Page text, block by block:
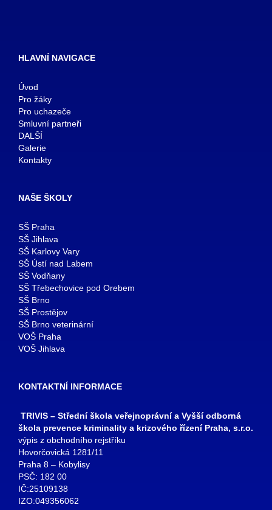
HLAVNÍ NAVIGACE
Úvod
Pro žáky
Pro uchazeče
Smluvní partneři
DALŠÍ
Galerie
Kontakty
NAŠE ŠKOLY
SŠ Praha
SŠ Jihlava
SŠ Karlovy Vary
SŠ Ústí nad Labem
SŠ Vodňany
SŠ Třebechovice pod Orebem
SŠ Brno
SŠ Prostějov
SŠ Brno veterinární
VOŠ Praha
VOŠ Jihlava
KONTAKTNÍ INFORMACE
TRIVIS – Střední škola veřejnoprávní a Vyšší odborná
škola prevence kriminality a krizového řízení Praha, s.r.o.
výpis z obchodního rejstříku
Hovorčovická 1281/11
Praha 8 – Kobylisy
PSČ: 182 00
IČ:25109138
IZO:049356062